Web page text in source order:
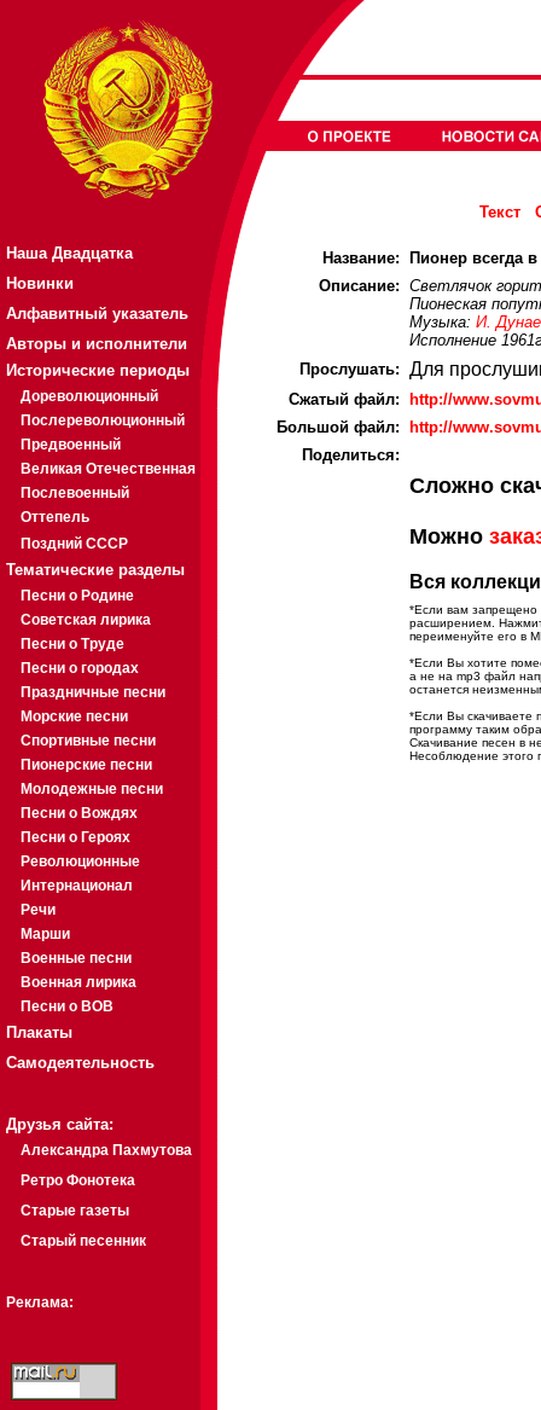
Наша Двадцатка
Новинки
Алфавитный указатель
Авторы и исполнители
Исторические периоды
Дореволюционный
Послереволюционный
Предвоенный
Великая Отечественная
Послевоенный
Оттепель
Поздний СССР
Тематические разделы
Песни о Родине
Советская лирика
Песни о Труде
Песни о городах
Праздничные песни
Морские песни
Спортивные песни
Пионерские песни
Молодежные песни
Песни о Вождях
Песни о Героях
Революционные
Интернационал
Речи
Марши
Военные песни
Военная лирика
Песни о ВОВ
Плакаты
Самодеятельность
Друзья сайта:
Александра Пахмутова
Ретро Фонотека
Старые газеты
Старый песенник
Реклама:
Текст
Название:
Пионер всегда в
Описание: Светлячок
Пионеская
Музыка: И.
Исполнение
Прослушать: Для
Cжатый файл:
http://
Большой файл:
http://
Поделиться:
Сложно
Можно
Вся
*Если вам запрещено
расширением.
переименуйте его в
*Если Вы хотите
а не на mp3 файл
останется
*Если Вы скачиваете
программу таким
Скачивание песен в
Несоблюдение этого